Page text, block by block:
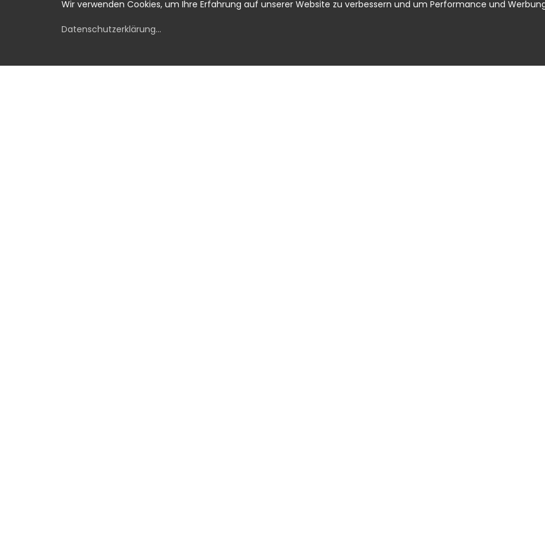
Wir verwenden Cookies, um Ihre Erfahrung auf unserer Website zu verbessern und um Performance und
Datenschutzerklärung...